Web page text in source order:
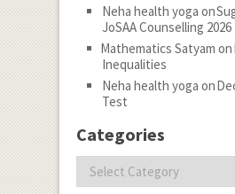
Neha health yoga on
JoSAA Counselling 2026
Mathematics Satyam on
Inequalities
Neha health yoga on
Test
Categories
Categories